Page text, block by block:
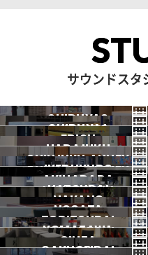
NOAH BOOK
【下北沢】Est 常設ミキサー
が新しくなりました！
【下北沢店】2025年3月24
日にバンドスタジオが新た
に6部屋増床オープン！！
サウンドスタジオノア下北
沢店 2025年3月24日OPE
N！
NOAH BOOK
【下北沢店】FUJIGEN レス
ポールタイプのギターを導
サウンドスタ
SHIBUYA3
渋谷3号
2026.07 OPEN
SHIBUYA1
渋谷1号
EBISU
恵比寿
HARAJUKU
原宿
SHINJUKU ANNEX
新宿ANNEX
IKEBUKURO
池袋
AKIHABARA
秋葉原
HATSUDAI
初台
NAKANO
中野
NOGATA
野方
TORITSUDAI
都立大
KOMAZAWA
駒沢
GINZA